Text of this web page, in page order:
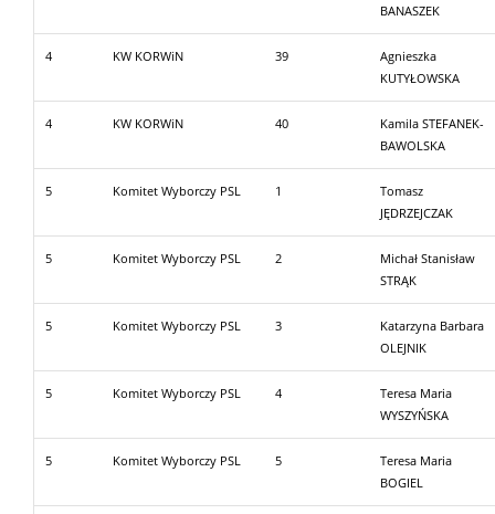
BANASZEK
4 KW KORWiN 39
Agnieszka
KUTYŁOWSKA
4 KW KORWiN 40
Kamila STEFANEK-
BAWOLSKA
5 Komitet Wyborczy PSL 1
Tomasz
JĘDRZEJCZAK
5 Komitet Wyborczy PSL 2
Michał Stanisław
STRĄK
5 Komitet Wyborczy PSL 3
Katarzyna Barbara
OLEJNIK
5 Komitet Wyborczy PSL 4
Teresa Maria
WYSZYŃSKA
5 Komitet Wyborczy PSL 5
Teresa Maria
BOGIEL